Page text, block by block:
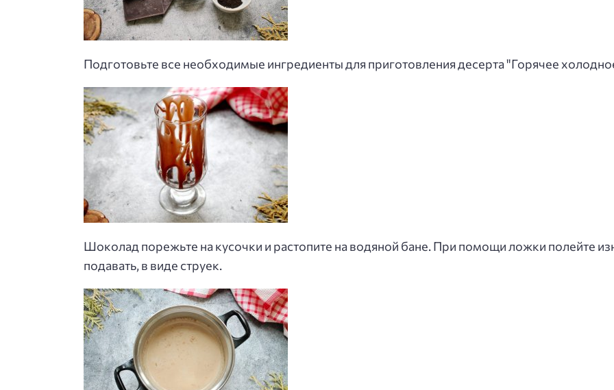
Подготовьте все необходимые ингредиенты для приготовления десерта "Горячее
Шоколад порежьте на кусочки и растопите на водяной бане. При помощи ложки полейте
подавать, в виде струек.